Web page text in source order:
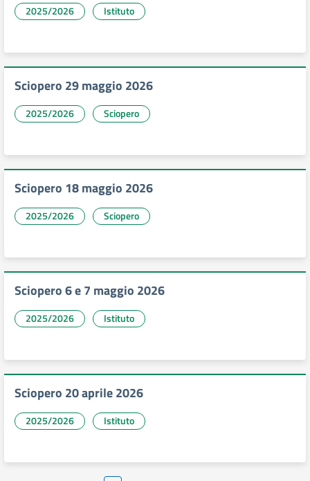
2025/2026 Istituto
Sciopero 29 maggio 2026
2025/2026 Sciopero
Sciopero 18 maggio 2026
2025/2026 Sciopero
Sciopero 6 e 7 maggio 2026
2025/2026 Istituto
Sciopero 20 aprile 2026
2025/2026 Istituto